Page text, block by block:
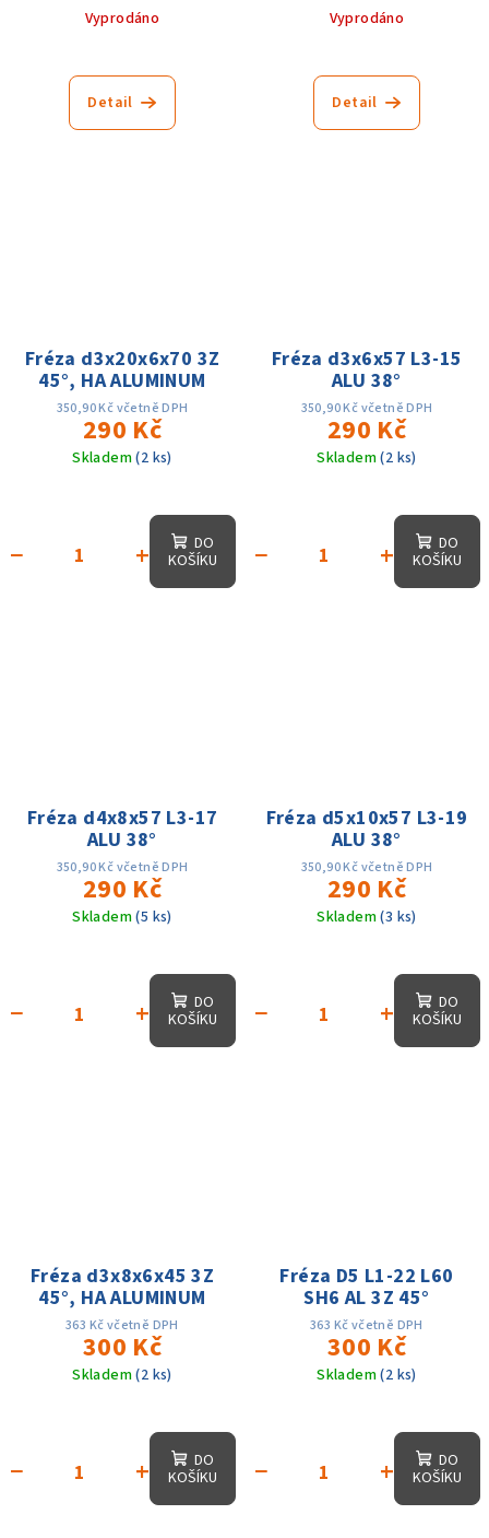
Vyprodáno
Detail
Vyprodáno
Detail
Fréza d3x20x6x70 3Z
45°, HA ALUMINUM
350,90 Kč včetně DPH
290 Kč
Skladem(2 ks)
+
−
DO
KOŠÍKU
Fréza d3x6x57 L3-15
ALU 38°
350,90 Kč včetně DPH
290 Kč
Skladem(2 ks)
+
−
DO
KOŠÍKU
Fréza d4x8x57 L3-17
ALU 38°
350,90 Kč včetně DPH
290 Kč
Skladem(5 ks)
+
−
DO
KOŠÍKU
Fréza d5x10x57 L3-19
ALU 38°
350,90 Kč včetně DPH
290 Kč
Skladem(3 ks)
+
−
DO
KOŠÍKU
Fréza d3x8x6x45 3Z
45°, HA ALUMINUM
363 Kč včetně DPH
300 Kč
Skladem(2 ks)
+
−
DO
KOŠÍKU
Fréza D5 L1-22 L60
SH6 AL 3Z 45°
363 Kč včetně DPH
300 Kč
Skladem(2 ks)
+
−
DO
KOŠÍKU